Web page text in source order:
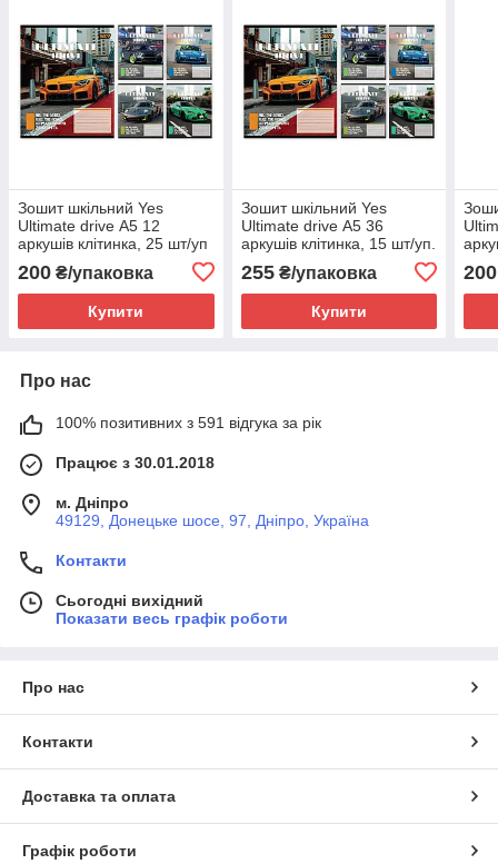
Зошит шкільний Yes
Ultimate drive А5 12
аркушів клітинка, 25 шт/уп
200 ₴/упаковка
Купити
Зошит шкільний Yes
Ultimate drive А5 36
аркушів клітинка, 15 шт/уп.
255₴/упаковка
Купити
200
Про нас
100% позитивних з 591 відгука за рік
Працює з 30.01.2018
м. Дніпро
49129, Донецьке шосе, 97, Дніпро, Україна
Контакти
Сьогодні вихідний
Показати весь графік роботи
Про нас
Контакти
Доставка та оплата
Графік роботи